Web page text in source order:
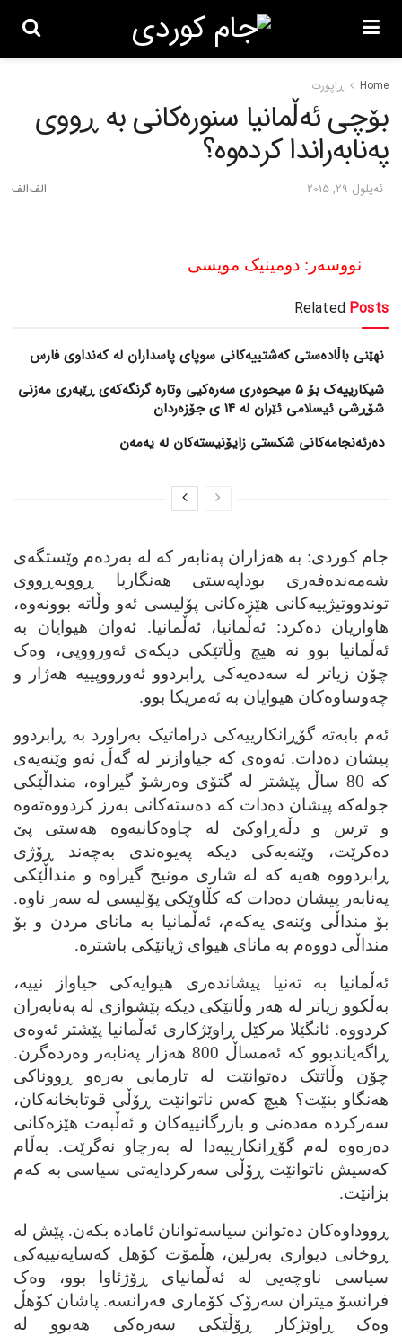
Home ڕاپۆرت
بۆچی ئه‌ڵمانیا سنوره‌کانی به‌ ڕووی
په‌نابه‌راندا کرده‌وه‌؟
ئه‌یلول 29, 2015
نووسه‌ر: دومینیک مویسی
Related Posts
نهێنی باڵادەستی کەشتییەکانی سوپای پاسداران لە کەنداوی فارس
شیکارییەک بۆ 5 میحوەری سەرەکیی وتارە گرنگەکەی ڕێبەری مەزنی
شۆڕشی ئیسلامی ئێران لە 14 ی جۆزەردان
دەرئەنجامەکانی شکستی زایۆنیستەکان لە یەمەن
جام کوردی: به‌ هه‌زاران په‌نابه‌ر که‌ له‌ به‌رده‌م وێستگه‌ی
شه‌مه‌نده‌فه‌ری بوداپه‌ستی هه‌نگاریا ڕووبه‌ڕووی
توندووتیژییه‌کانی هێزه‌کانی پۆلیسی ئه‌و وڵاته‌ بوونه‌وه‌،
هاواریان ده‌کرد: ئه‌ڵمانیا، ئه‌ڵمانیا. ئه‌وان هیوایان به‌
ئه‌ڵمانیا بوو نه‌ هیچ وڵاتێکی دیکه‌ی ئه‌ورووپی، وه‌ک
چۆن زیاتر له‌ سه‌ده‌یه‌کی ڕابردوو ئه‌ورووپییه‌ هه‌ژار و
چه‌وساوه‌کان هیوایان به‌ ئه‌مریکا بوو.
ئه‌م بابه‌ته‌ گۆڕانکارییه‌‌کی دراماتیک به‌راورد به‌ ڕابردوو
پیشان ده‌دات. ئه‌وه‌ی که‌ جیاوازتر له‌ گه‌ڵ ئه‌و وێنه‌یه‌ی
که‌ 80 ساڵ پێشتر له‌ گتۆی وه‌رشۆ گیراوه‌، منداڵێکی
جوله‌که‌ پیشان ده‌دات که‌ ده‌سته‌کانی به‌رز کردووه‌ته‌وه‌
و ترس و دڵه‌ڕاوکێ له‌ چاوه‌کانیه‌وه‌ هه‌ستی پێ
ده‌کرێت، وێنه‌یه‌کی دیکه‌ په‌یوه‌ندی به‌چه‌ند ڕۆژی
ڕابردووه‌ هه‌یه‌ که‌ له‌ شاری مونیخ گیراوه‌ و منداڵێکی
په‌نابه‌ر پیشان ده‌دات که‌ کڵاوێکی پۆلیسی له‌ سه‌ر ناوه‌.
بۆ منداڵی وێنه‌ی یه‌که‌م، ئه‌ڵمانیا به‌ مانای مردن و بۆ
منداڵی دووه‌م به‌ مانای هیوای ژیانێکی باشتره‌.
ئه‌ڵمانیا به‌ ته‌نیا پیشانده‌ری هیوایه‌کی جیاواز نییه‌،
به‌ڵکوو زیاتر له‌ هه‌ر وڵاتێکی دیکه‌ پێشوازی له‌ په‌نابه‌ران
کردووه‌. ئانگێلا مرکێل ڕاوێژکاری ئه‌ڵمانیا پێشتر ئه‌وه‌ی
ڕاگه‌یاندبوو که‌ ئه‌مساڵ 800 هه‌زار په‌نابه‌ر وه‌رده‌گرن.
چۆن وڵاتێک ده‌توانێت له‌ تارمایی به‌ره‌و ڕووناکی
هه‌نگاو بنێت؟ هیچ که‌س ناتوانێت ڕۆڵی قوتابخانه‌کان،
سه‌رکرده‌ مه‌ده‌نی و بازرگانییه‌کان و ئه‌ڵبه‌ت هێزه‌کانی
ده‌ره‌وه‌ له‌م گۆڕانکارییه‌دا له‌ به‌رچاو نه‌گرێت. به‌ڵام
که‌سیش ناتوانێت ڕۆڵی سه‌رکردایه‌تی سیاسی به‌ که‌م
بزانێت.
ڕووداوه‌کان ده‌توانن سیاسه‌توانان ئاماده‌ بکه‌ن. پێش له‌
ڕوخانی دیواری به‌رلین، هڵمۆت کۆهل که‌سایه‌تییه‌کی
سیاسی ناوچه‌یی له‌ ئه‌ڵمانیای ڕۆژئاوا بوو، وه‌ک
فرانسۆ میتران سه‌رۆک کۆماری فه‌رانسه‌. پاشان کۆهڵ
وه‌ک ڕاوێژکار ڕۆڵێکی سه‌ره‌کی هه‌بوو له‌